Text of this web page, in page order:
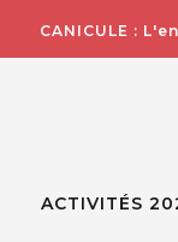
CANICULE :
ACTIVITÉS